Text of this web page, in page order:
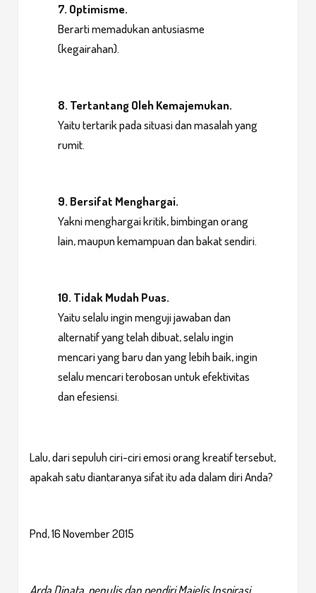
7. Optimisme.
Berarti memadukan antusiasme
(kegairahan).
8. Tertantang Oleh Kemajemukan.
Yaitu tertarik pada situasi dan masalah yang
rumit.
9. Bersifat Menghargai.
Yakni menghargai kritik, bimbingan orang
lain, maupun kemampuan dan bakat sendiri.
10. Tidak Mudah Puas.
Yaitu selalu ingin menguji jawaban dan
alternatif yang telah dibuat, selalu ingin
mencari yang baru dan yang lebih baik, ingin
selalu mencari terobosan untuk efektivitas
dan efesiensi.
Lalu, dari sepuluh ciri-ciri emosi orang kreatif tersebut,
apakah satu diantaranya sifat itu ada dalam diri Anda?
Pnd, 16 November 2015
Arda Dinata, penulis dan pendiri Majelis Inspirasi